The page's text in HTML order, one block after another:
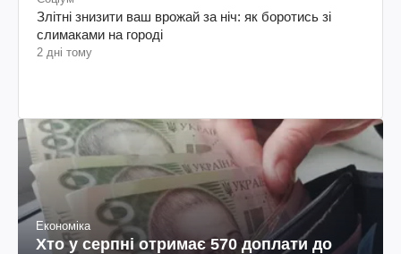
Злітні знизити ваш врожай за ніч: як боротись зі
слимаками на городі
2 дні тому
Економіка
Хто у серпні отримає 570 доплати до